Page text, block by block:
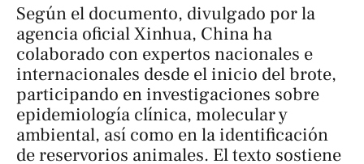
Según el documento, divulgado por la
agencia oficial Xinhua, China ha
colaborado con expertos nacionales e
internacionales desde el inicio del brote,
participando en investigaciones sobre
epidemiología clínica, molecular y
ambiental, así como en la identificación
de reservorios animales. El texto sostiene